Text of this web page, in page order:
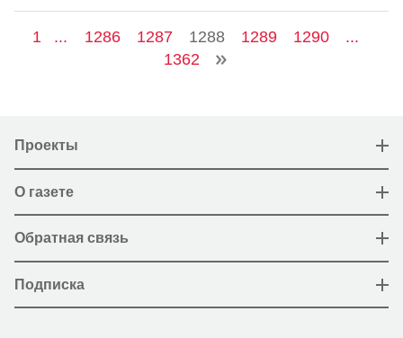
1 ... 1286 1287 1288 1289 1290
...
1362
Проекты
О газете
Обратная связь
Подписка